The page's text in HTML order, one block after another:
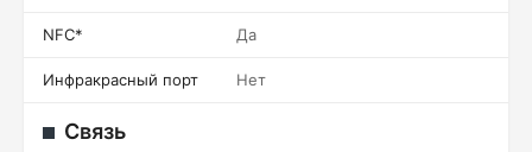
NFC* Да
Инфракрасный порт Нет
Связь